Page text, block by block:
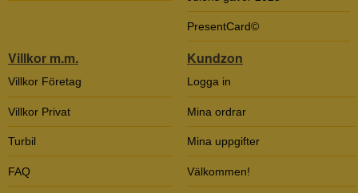
PresentCard©
Villkor m.m.
Villkor Företag
Villkor Privat
Turbil
FAQ
Kundzon
Logga in
Mina ordrar
Mina uppgifter
Välkommen!